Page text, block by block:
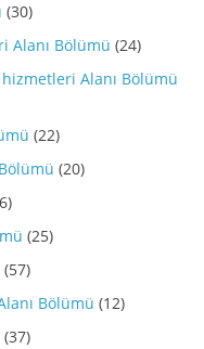
(30)
Alanı Bölümü (24)
Alanı Bölümü
(22)
(20)
(25)
(57)
Bölümü (12)
(37)